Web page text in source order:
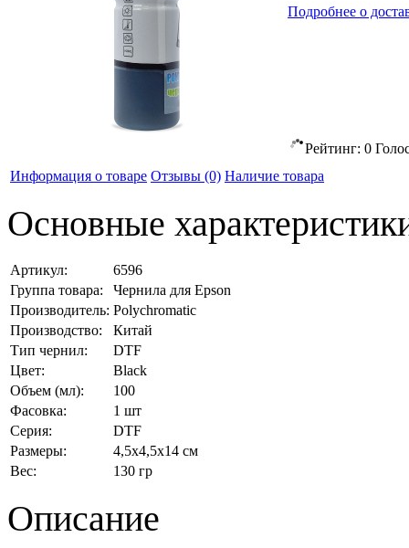
Подробнее о
Рейтинг: 0
Информация о товаре Отзывы (0) Наличие товара
Основные
Артикул:
6596
Группа товара:
Чернила для Epson
Производитель: Polychromatic
Производство:
Китай
Тип чернил:
DTF
Цвет:
Black
Объем (мл):
100
Фасовка:
1 шт
Серия:
DTF
Размеры:
4,5x4,5x14 см
Вес:
130 гр
Описание